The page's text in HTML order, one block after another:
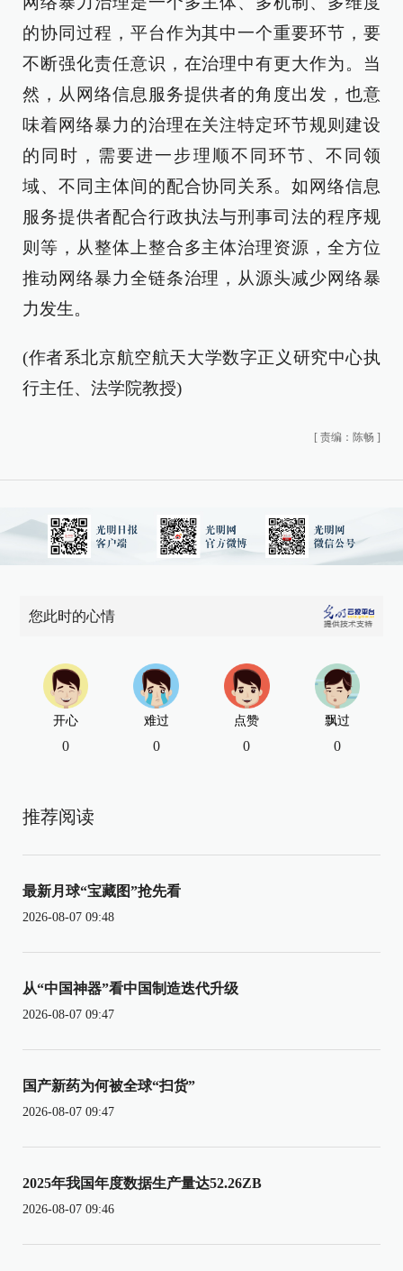
的协同过程，平台作为其中一个重要环节，要
不断强化责任意识，在治理中有更大作为。当
然，从网络信息服务提供者的角度出发，也意
味着网络暴力的治理在关注特定环节规则建设
的同时，需要进一步理顺不同环节、不同领
域、不同主体间的配合协同关系。如网络信息
服务提供者配合行政执法与刑事司法的程序规
则等，从整体上整合多主体治理资源，全方位
推动网络暴力全链条治理，从源头减少网络暴
力发生。
(作者系北京航空航天大学数字正义研究中心执
行主任、法学院教授)
[ 责编：陈畅 ]
您此时的心情
开心
0
难过
0
点赞
0
飘过
0
推荐阅读
最新月球“宝藏图”抢先看
2026-08-07 09:48
从“中国神器”看中国制造迭代升级
2026-08-07 09:47
国产新药为何被全球“扫货”
2026-08-07 09:47
2025年我国年度数据生产量达52.26ZB
2026-08-07 09:46